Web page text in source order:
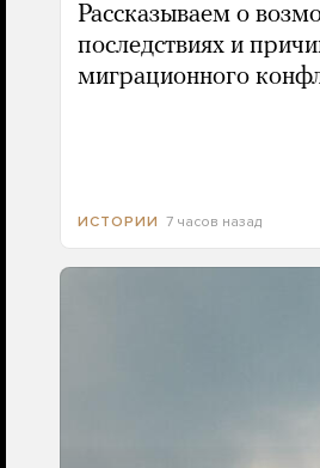
Рассказываем о
последствиях и
миграционного
ИСТОРИИ 7 часов назад